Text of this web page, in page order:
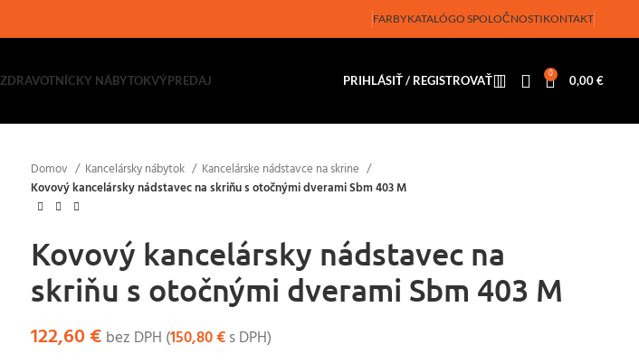
FARBYKATALÓGO SPOLOČNOSTIKONTAKT
ZDRAVOTNÍCKY NÁBYTOKVÝPREDAJ PRIHLÁSIŤ / REGISTROVAŤ 0 0,00€
Domov Kancelársky nábytok
Kancelárske nádstavce na skrine
Kovový kancelársky nádstavec na skriňu s otočnými dverami Sbm 403 M
Kovový kancelársky nádstavec na
skriňu s otočnými dverami Sbm 403 M
122,60€ bez DPH (150,80€s DPH)